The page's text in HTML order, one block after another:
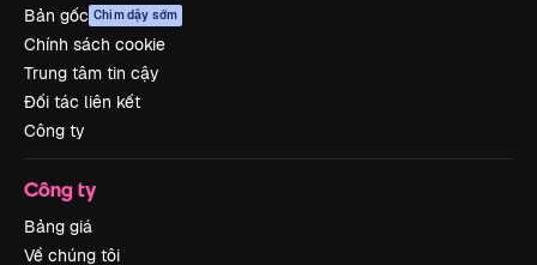
Bản gốc Chim dậy sớm
Chính sách cookie
Trung tâm tin cậy
Đối tác liên kết
Công ty
Công ty
Bảng giá
Về chúng tôi